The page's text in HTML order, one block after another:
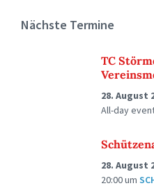
Nächste Termine
TC
28. August
All-day
28. August
20:00um